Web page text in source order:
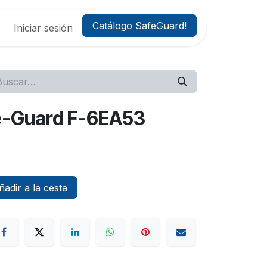
Iniciar sesión Catálogo SafeGuard!
Guard F-6EA53
a la cesta